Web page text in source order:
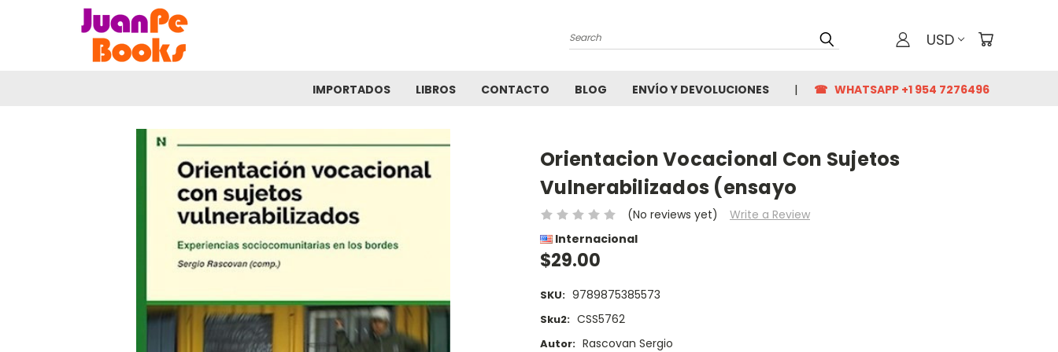
Search USD
IMPORTADOS LIBROS CONTACTO BLOG ENVÍO Y DEVOLUCIONES ☎ WHATSAPP +1 954 7276496
Orientacion Vocacional Con Sujetos
Vulnerabilizados (ensayo
(No reviews yet)
Write a Review
Internacional
$29.00
SKU: 9789875385573
Sku2: CSS5762
Autor: Rascovan Sergio